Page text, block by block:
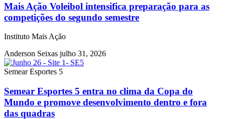
Mais Ação Voleibol intensifica preparação para as
competições do segundo semestre
Instituto Mais Ação
Anderson Seixas julho 31, 2026
Semear Esportes 5
Semear Esportes 5 entra no clima da Copa do
Mundo e promove desenvolvimento dentro e fora
das quadras